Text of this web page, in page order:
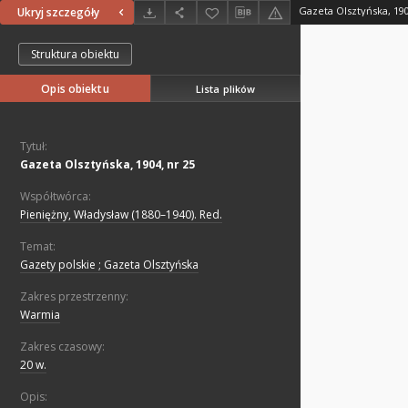
Ukryj szczegóły Gazeta Olsztyńska,
Struktura obiektu
Opis obiektu Lista plików
Tytuł:
Gazeta Olsztyńska, 1904, nr 25
Współtwórca:
Pieniężny, Władysław (1880–1940). Red.
Temat:
Gazety polskie ; Gazeta Olsztyńska
Zakres przestrzenny:
Warmia
Zakres czasowy:
20 w.
Opis: